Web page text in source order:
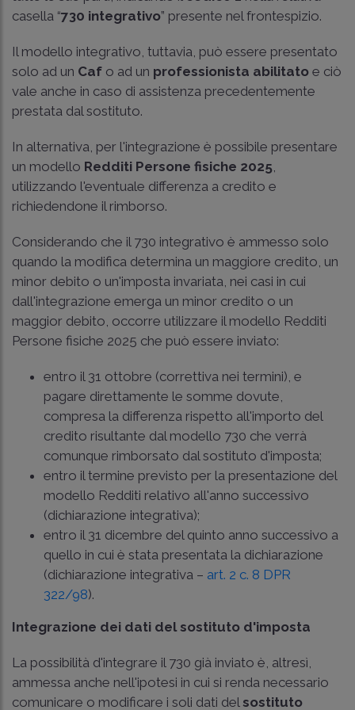
casella “730 integrativo” presente nel frontespizio.
Il modello integrativo, tuttavia, può essere presentato
solo ad un Caf o ad un professionista abilitato e ciò
vale anche in caso di assistenza precedentemente
prestata dal sostituto.
In alternativa, per l'integrazione è possibile presentare
un modello Redditi Persone fisiche 2025
utilizzando l'eventuale differenza a credito e
richiedendone il rimborso.
Considerando che il 730 integrativo è ammesso solo
quando la modifica determina un maggiore credito, un
minor debito o un'imposta invariata, nei casi in cui
dall'integrazione emerga un minor credito o un
maggior debito, occorre utilizzare il modello Redditi
Persone fisiche 2025 che può essere inviato:
entro il 31 ottobre (correttiva nei termini), e
pagare direttamente le somme dovute,
compresa la differenza rispetto all'importo del
credito risultante dal modello 730 che verrà
comunque rimborsato dal sostituto d'imposta;
entro il termine previsto per la presentazione del
modello Redditi relativo all'anno successivo
(dichiarazione integrativa);
entro il 31 dicembre del quinto anno successivo a
quello in cui è stata presentata la dichiarazione
(dichiarazione integrativa – art. 2 c. 8 DPR
322/98).
Integrazione dei dati del sostituto d'imposta
La possibilità d'integrare il 730 già inviato è, altresì,
ammessa anche nell'ipotesi in cui si renda necessario
comunicare o modificare i soli dati del sostituto